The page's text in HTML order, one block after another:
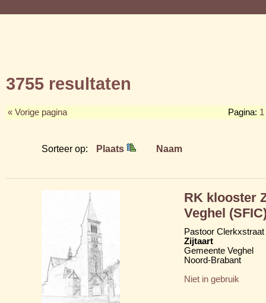
3755 resultaten
« Vorige pagina Pagina: 1
Sorteer op: Plaats Naam
RK klooster
Veghel
Pastoor Clerkxstraat
Zijtaart
Gemeente Veghel
Noord-Brabant
Niet in gebruik